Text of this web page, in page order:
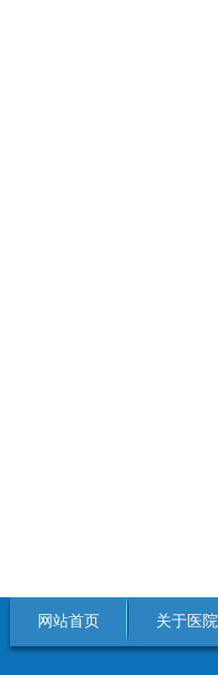
网站首页 关于医院